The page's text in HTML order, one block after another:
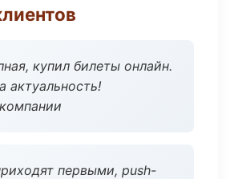
купил билеты онлайн.
актуальность!
первыми, push-